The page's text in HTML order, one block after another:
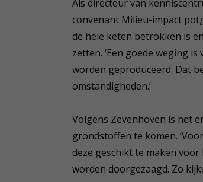
Als directeur van
convenant Milieu-impact
de hele keten betrokken is
zetten. ‘Een goede weging
worden geproduceerd. Dat
omstandigheden.’
Volgens Zevenhoven is het
grondstoffen te komen.
deze geschikt te maken
worden doorgezaagd. Zo